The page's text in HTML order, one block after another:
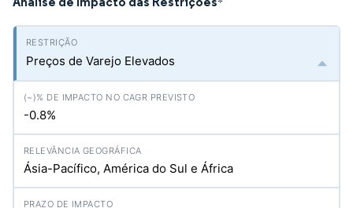
Preços de Varejo Elevados
-0.8%
Ásia-Pacífico, América do Sul e África